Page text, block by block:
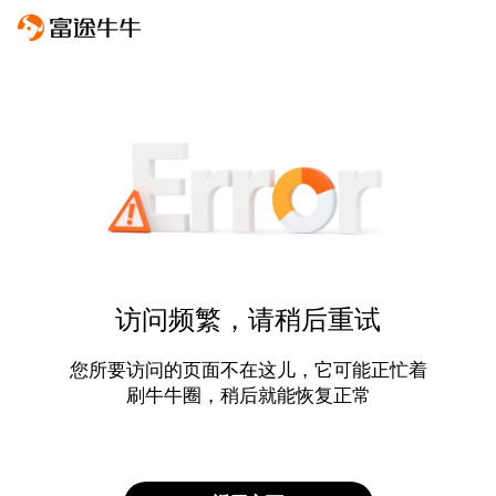
访问频繁，请稍后重试
您所要访问的页面不在这儿，它可能正忙着
刷牛牛圈，稍后就能恢复正常